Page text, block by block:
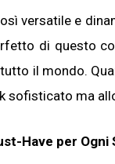
versatile e
di questo
il mondo.
sofisticato ma
Have per Ogni